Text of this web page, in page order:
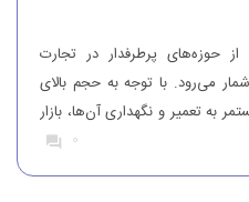
حوزه‌های پرطرفدار در تجارت
شمار می‌رود. با توجه به حجم بالای
به تعمیر و نگهداری آن‌ها، بازار
برخوردار بوده است. افرادی
باید […]
0